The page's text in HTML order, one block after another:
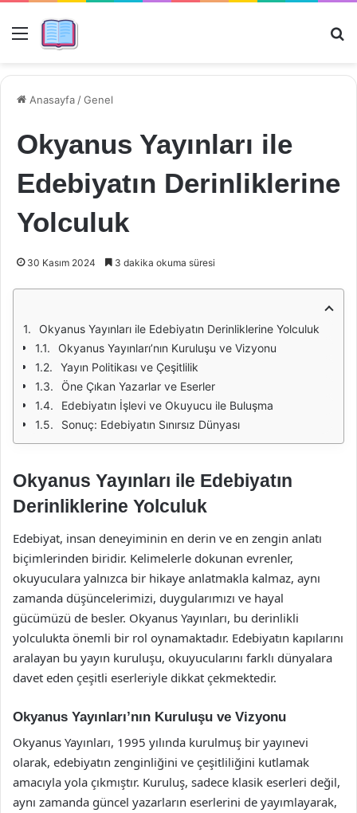
Menü
Anasayfa /Genel
Okyanus Yayınları ile
Edebiyatın Derinliklerine
Yolculuk
30 Kasım 2024 3 dakika okuma süresi
Okyanus Yayınları ile Edebiyatın Derinliklerine Yolculuk
Okyanus Yayınları’nın Kuruluşu ve Vizyonu
Yayın Politikası ve Çeşitlilik
Öne Çıkan Yazarlar ve Eserler
Edebiyatın İşlevi ve Okuyucu ile Buluşma
Sonuç: Edebiyatın Sınırsız Dünyası
Okyanus Yayınları ile Edebiyatın
Derinliklerine Yolculuk
Edebiyat, insan deneyiminin en derin ve en zengin anlatı
biçimlerinden biridir. Kelimelerle dokunan evrenler,
okuyuculara yalnızca bir hikaye anlatmakla kalmaz, aynı
zamanda düşüncelerimizi, duygularımızı ve hayal
gücümüzü de besler. Okyanus Yayınları, bu derinlikli
yolculukta önemli bir rol oynamaktadır. Edebiyatın kapılarını
aralayan bu yayın kuruluşu, okuyucularını farklı dünyalara
davet eden çeşitli eserleriyle dikkat çekmektedir.
Okyanus Yayınları’nın Kuruluşu ve Vizyonu
Okyanus Yayınları, 1995 yılında kurulmuş bir yayınevi
olarak, edebiyatın zenginliğini ve çeşitliliğini kutlamak
amacıyla yola çıkmıştır. Kuruluş, sadece klasik eserleri değil,
aynı zamanda güncel yazarların eserlerini de yayımlayarak,